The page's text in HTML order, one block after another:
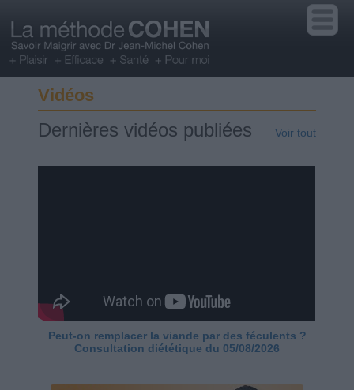
Vidéos
Dernières vidéos publiées Voir tout
Peut-on remplacer la viande par des féculents ?
Consultation diététique du 05/08/2026